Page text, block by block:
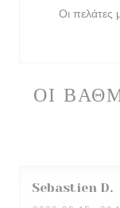
ΟΙ
Sebastien D
Οι πελάτες